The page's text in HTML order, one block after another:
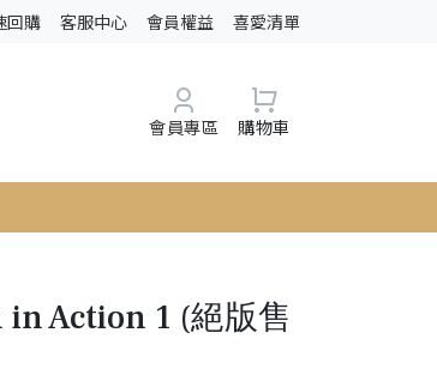
回購 客服中心 會員權益 喜愛清單
會員專區 購物車
Action 1 (絕版售